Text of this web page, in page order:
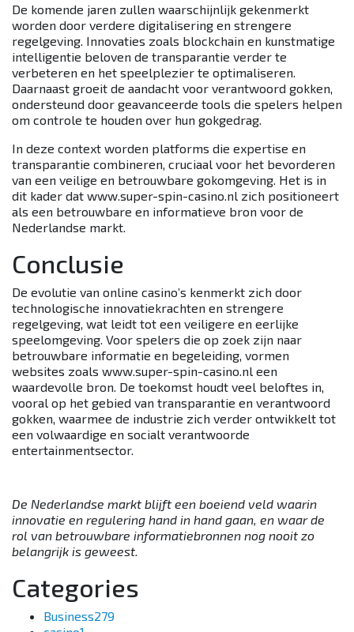
De komende jaren zullen waarschijnlijk gekenmerkt
worden door verdere digitalisering en strengere
regelgeving. Innovaties zoals blockchain en kunstmatige
intelligentie beloven de transparantie verder te
verbeteren en het speelplezier te optimaliseren.
Daarnaast groeit de aandacht voor verantwoord gokken,
ondersteund door geavanceerde tools die spelers helpen
om controle te houden over hun gokgedrag.
In deze context worden platforms die expertise en
transparantie combineren, cruciaal voor het bevorderen
van een veilige en betrouwbare gokomgeving. Het is in
dit kader dat www.super-spin-casino.nl zich positioneert
als een betrouwbare en informatieve bron voor de
Nederlandse markt.
Conclusie
De evolutie van online casino’s kenmerkt zich door
technologische innovatiekrachten en strengere
regelgeving, wat leidt tot een veiligere en eerlijke
speelomgeving. Voor spelers die op zoek zijn naar
betrouwbare informatie en begeleiding, vormen
websites zoals www.super-spin-casino.nl een
waardevolle bron. De toekomst houdt veel beloftes in,
vooral op het gebied van transparantie en verantwoord
gokken, waarmee de industrie zich verder ontwikkelt tot
een volwaardige en socialt verantwoorde
entertainmentsector.
De Nederlandse markt blijft een boeiend veld waarin
innovatie en regulering hand in hand gaan, en waar de
rol van betrouwbare informatiebronnen nog nooit zo
belangrijk is geweest.
Categories
Business279